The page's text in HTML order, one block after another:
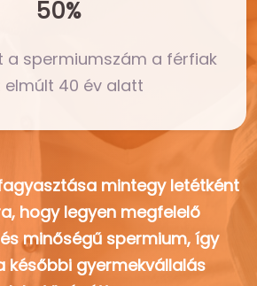
50%
a spermiumszám a férfiak
40 év alatt
mintegy letétként
hogy legyen megfelelő
minőségű spermium, így
későbbi gyermekvállalás